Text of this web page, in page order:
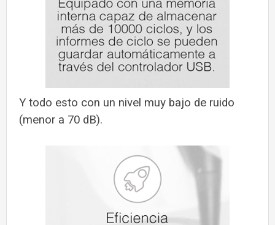
Y todo esto con un nivel muy bajo de ruido
(menor a 70 dB).